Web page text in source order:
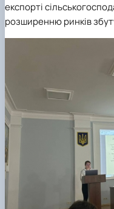
експорті
розширенню ринків